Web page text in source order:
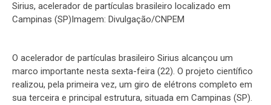
Sirius, acelerador de partículas brasileiro localizado em
Campinas (SP)Imagem: Divulgação/CNPEM
O acelerador de partículas brasileiro Sirius alcançou um
marco importante nesta sexta-feira (22). O projeto científico
realizou, pela primeira vez, um giro de elétrons completo em
sua terceira e principal estrutura, situada em Campinas (SP).